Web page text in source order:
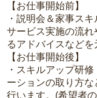
【お仕事開始前】
・説明会＆家事スキ
サービス実施の流
るアドバイスなどを
【お仕事開始後】
・スキルアップ研
ーションの取り方
行います。(希望者